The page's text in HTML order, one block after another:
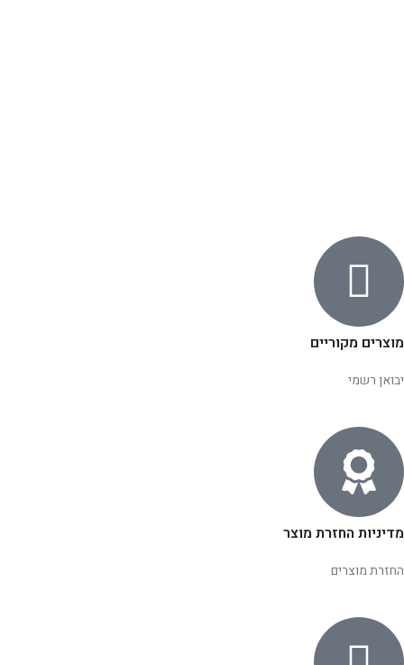
מוצרים מקוריים
יבואן רשמי
מדיניות החזרת מוצר
החזרת מוצרים